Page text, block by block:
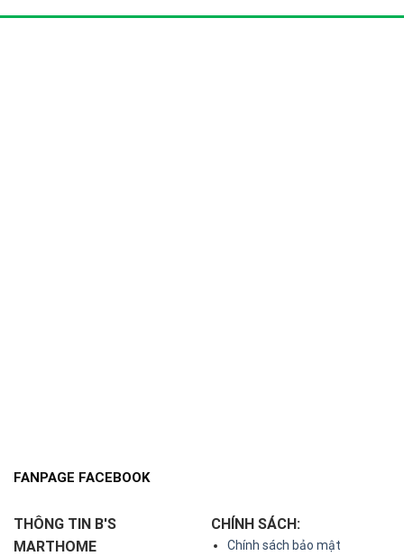
FANPAGE FACEBOOK
THÔNG TIN B'S
MARTHOME
CHÍNH SÁCH:
Chính sách bảo mật